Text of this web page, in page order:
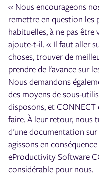
« Nous encourageons
remettre en question les
habituelles, à ne pas
ajoute-t-il. « Il faut aller
choses, trouver de
prendre de l'avance sur
Nous demandons
des moyens de sous-
disposons, et
faire. À leur retour, nous
d'une documentation
agissons en
eProductivity Software
considérable pour nous.